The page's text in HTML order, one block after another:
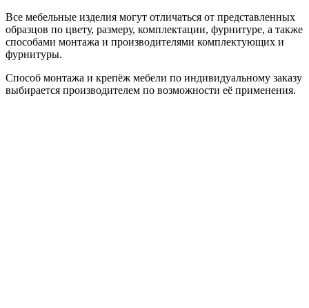
Все мебельные изделия могут отличаться от представленных
образцов по цвету, размеру, комплектации, фурнитуре, а также
способами монтажа и производителями комплектующих и
фурнитуры.
Способ монтажа и крепёж мебели по индивидуальному заказу
выбирается производителем по возможности её применения.